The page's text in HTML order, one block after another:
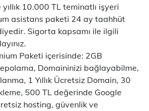
10.000 TL teminatlı işyeri
asistans paketi 24 ay taahhüt
Sigorta kapsamı ile ilgili
.
Paketi içerisinde: 2GB
Domaininizi bağlayabilme,
1 Yıllık Ücretsiz Domain, 30
500 TL değerinde Google
hosting, güvenlik ve